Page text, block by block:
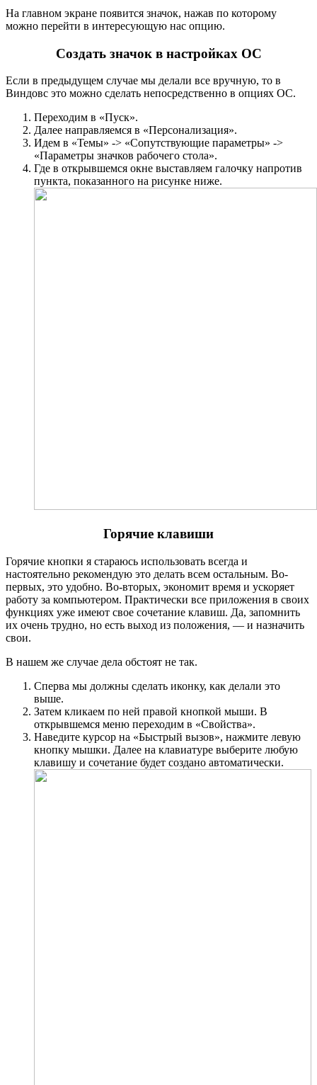
На главном экране появится значок, нажав по которому
можно перейти в интересующую нас опцию.
Создать значок в настройках ОС
Если в предыдущем случае мы делали все вручную, то в
Виндовс это можно сделать непосредственно в опциях ОС.
Переходим в «Пуск».
Далее направляемся в «Персонализация».
Идем в «Темы» -> «Сопутствующие параметры» ->
«Параметры значков рабочего стола».
Где в открывшемся окне выставляем галочку напротив
пункта, показанного на рисунке ниже.
Горячие клавиши
Горячие кнопки я стараюсь использовать всегда и
настоятельно рекомендую это делать всем остальным. Во-
первых, это удобно. Во-вторых, экономит время и ускоряет
работу за компьютером. Практически все приложения в своих
функциях уже имеют свое сочетание клавиш. Да, запомнить
их очень трудно, но есть выход из положения, — и назначить
свои.
В нашем же случае дела обстоят не так.
Сперва мы должны сделать иконку, как делали это
выше.
Затем кликаем по ней правой кнопкой мыши. В
открывшемся меню переходим в «Свойства».
Наведите курсор на «Быстрый вызов», нажмите левую
кнопку мышки. Далее на клавиатуре выберите любую
клавишу и сочетание будет создано автоматически.